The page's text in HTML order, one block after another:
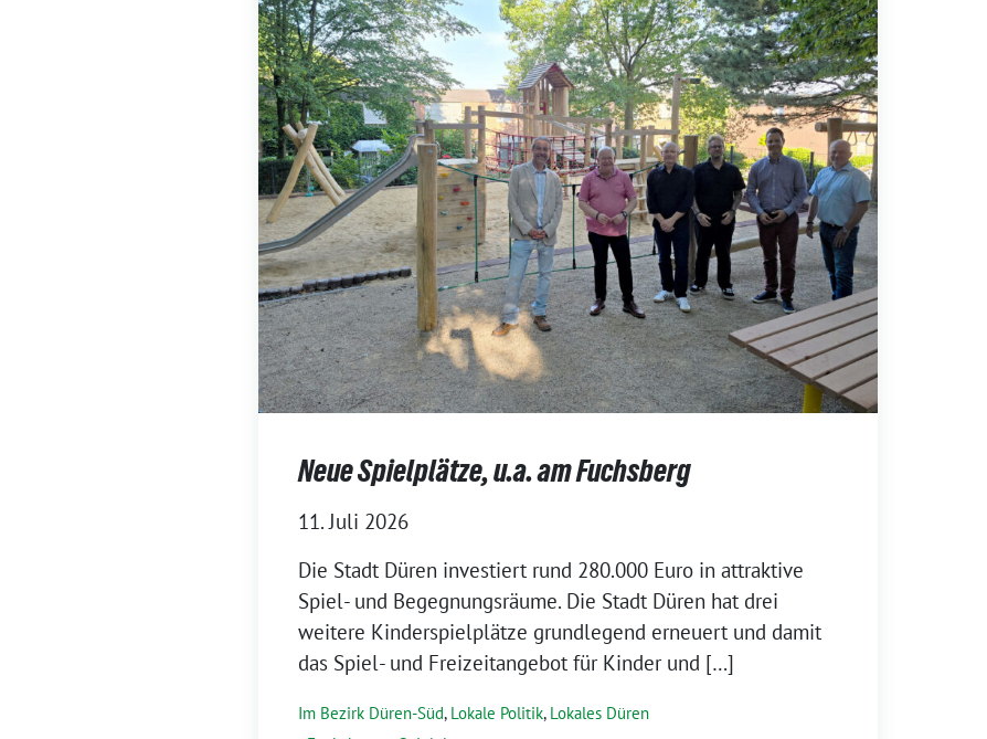
Neue Spielplätze, u.a. am Fuchsberg
11. Juli 2026
Die Stadt Düren investiert rund 280.000 Euro in attraktive
Spiel- und Begegnungsräume. Die Stadt Düren hat drei
weitere Kinderspielplätze grundlegend erneuert und damit
das Spiel- und Freizeitangebot für Kinder und […]
Im Bezirk Düren-Süd, Lokale Politik, Lokales Düren